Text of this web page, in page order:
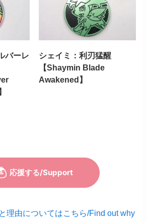
バーレ
シェイミ：利刃猛醒
【Shaymin Blade
Awakened】
理由についてはこちら/Find out why